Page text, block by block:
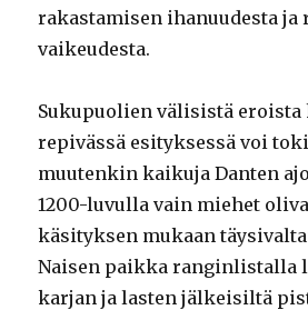
rakastamisen ihanuudesta ja
vaikeudesta.
Sukupuolien välisistä eroista
repivässä esityksessä voi
muutenkin kaikuja Danten
1200-luvulla vain miehet
käsityksen mukaan
Naisen paikka ranginlistalla
karjan ja lasten jälkeisiltä